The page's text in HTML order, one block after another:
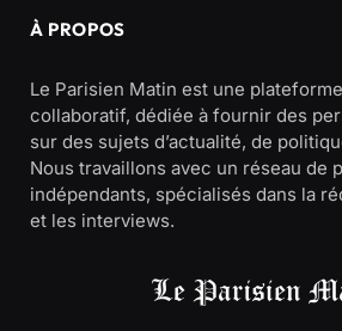
À PROPOS
Le Parisien Matin est une
collaboratif, dédiée à fournir des
sur des sujets d’actualité, de
Nous travaillons avec un réseau de
indépendants, spécialisés dans la
et les interviews.